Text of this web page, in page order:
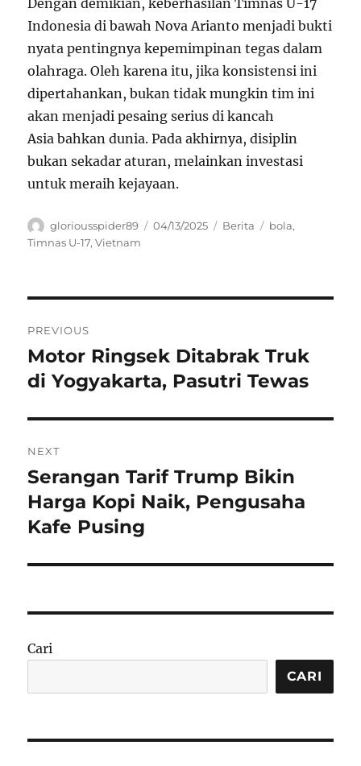
Indonesia di bawah Nova Arianto menjadi bukti
nyata pentingnya kepemimpinan tegas dalam
olahraga. Oleh karena itu, jika konsistensi ini
dipertahankan, bukan tidak mungkin tim ini
akan menjadi pesaing serius di kancah
Asia bahkan dunia. Pada akhirnya, disiplin
bukan sekadar aturan, melainkan investasi
untuk meraih kejayaan.
Author
gloriousspider89
Posted
04/13/2025 Categories
Berita Tags
bola,
Timnas U-17,Vietnam
pos
PREVIOUS
Previous
post:
Motor Ringsek Ditabrak Truk
di Yogyakarta, Pasutri Tewas
NEXT
Next
post:
Serangan Tarif Trump Bikin
Harga Kopi Naik, Pengusaha
Kafe Pusing
Cari
CARI